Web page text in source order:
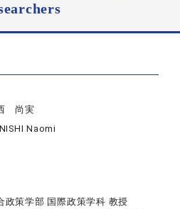
尚実
Naomi
政策学部 国際政策学科 教授